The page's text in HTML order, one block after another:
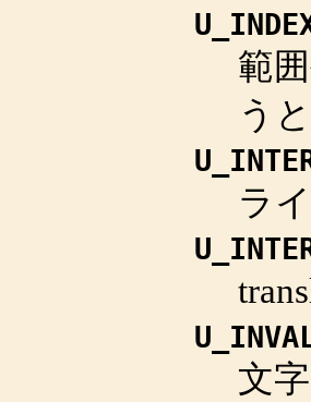
範
う
ラ
文